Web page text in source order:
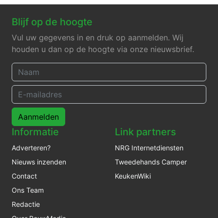
Blijf op de hoogte
Vul uw gegevens in en druk op aanmelden. Wij
houden u dan op de hoogte via onze nieuwsbrief.
Aanmelden
Informatie
Adverteren?
Nieuws inzenden
Contact
Ons Team
Redactie
Link partners
NRG Internetdiensten
Tweedehands Camper
KeukenWiki